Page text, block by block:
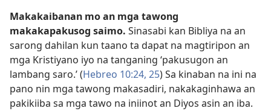
Makakaibanan mo an mga tawong
makakapakusog saimo. Sinasabi kan Bibliya na an
sarong dahilan kun taano ta dapat na magtiripon an
mga Kristiyano iyo na tanganing ‘pakusugon an
lambang saro.’ (Hebreo 10:24, 25) Sa kinaban na ini na
pano nin mga tawong makasadiri, nakakaginhawa an
pakikiiba sa mga tawo na iniinot an Diyos asin an iba.